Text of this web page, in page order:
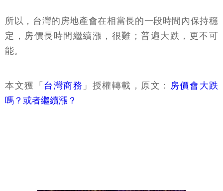
所以，台灣的房地產會在相當長的一段時間內保持穩
定，房價長時間繼續漲，很難；普遍大跌，更不可
能。
本文獲「 台灣商務 」授權轉載，原文： 房價會大跌
嗎？或者繼續漲？